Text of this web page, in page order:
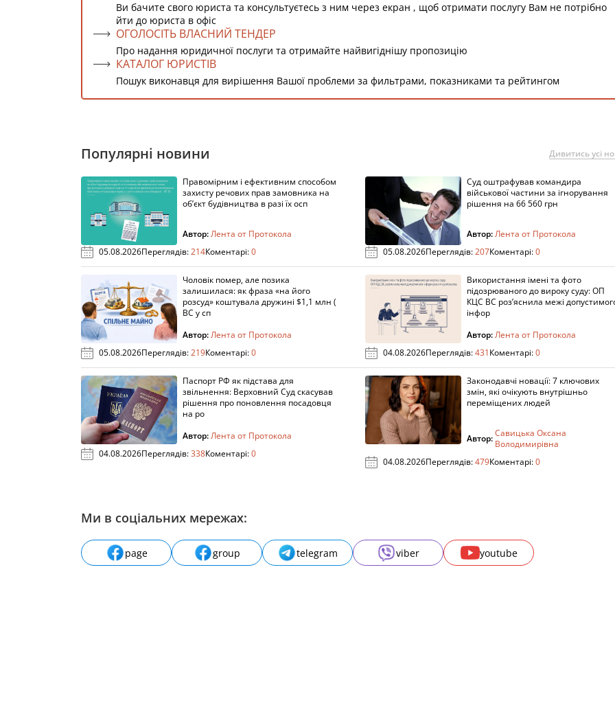
Ви бачите свого юриста та консультуєтесь з ним через екран , щоб отримати послугу Вам не потрібно
йти до юриста в офіс
ОГОЛОСІТЬ ВЛАСНИЙ ТЕНДЕР
Про надання юридичної послуги та отримайте найвигіднішу пропозицію
КАТАЛОГ ЮРИСТІВ
Пошук виконавця для вирішення Вашої проблеми за фильтрами, показниками та рейтингом
Популярні новини Дивитись усі
Правомірним і ефективним способом
захисту речових прав замовника на
об’єкт будівництва в разі їх осп
Автор:Лента от Протокола
05.08.2026Переглядів:214Коментарі:0
Суд оштрафував командира
військової частини за ігнорування
рішення на 66 560 грн
Автор:Лента от Протокола
05.08.2026Переглядів:207Коментарі:0
Чоловік помер, але позика
залишилася: як фраза «на його
розсуд» коштувала дружині $1,1 млн (
ВС у сп
Автор:Лента от Протокола
05.08.2026Переглядів:219Коментарі:0
Використання імені та фото
підозрюваного до вироку суду: ОП
КЦС ВС роз’яснила межі
інфор
Автор:Лента от Протокола
04.08.2026Переглядів:431Коментарі:0
Паспорт РФ як підстава для
звільнення: Верховний Суд скасував
рішення про поновлення посадовця
на ро
Автор:Лента от Протокола
04.08.2026Переглядів:338Коментарі:0
Законодавчі новації: 7 ключових
змін, які очікують внутрішньо
переміщених людей
Автор:Савицька Оксана
Володимирівна
04.08.2026Переглядів:479Коментарі:0
Ми в соціальних мережах:
page group telegram viber youtube